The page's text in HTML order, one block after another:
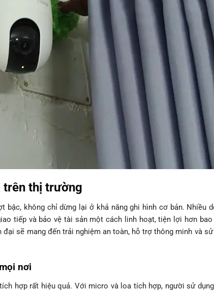
trên thị trường
không chỉ dừng lại ở khả năng ghi hình cơ bản. Nhiều
tiếp và bảo vệ tài sản một cách linh hoạt, tiện lợi hơn
sẽ mang đến trải nghiệm an toàn, hỗ trợ thông minh và
nơi
hợp rất hiệu quả. Với micro và loa tích hợp, người sử